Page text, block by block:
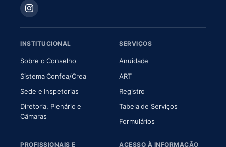
INSTITUCIONAL
Sobre o Conselho(abre em nova aba)
Sistema Confea/Crea(abre em nova aba)
Sede e Inspetorias
Diretoria, Plenário e
Câmaras(abre em nova aba)
SERVIÇOS
Anuidade
ART(abre em nova aba)
Registro
Tabela de Serviços
Formulários
PROFISSIONAIS E
ACESSO À INFORMAÇÃO